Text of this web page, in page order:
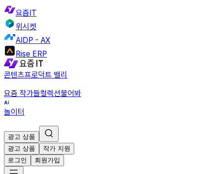
요즘IT
위시켓
AIDP - AX
Rise ERP
콘텐츠프로덕트 밸리
요즘 작가들컬렉션물어봐
놀이터
광고 상품
광고 상품
작가 지원
로그인
회원가입